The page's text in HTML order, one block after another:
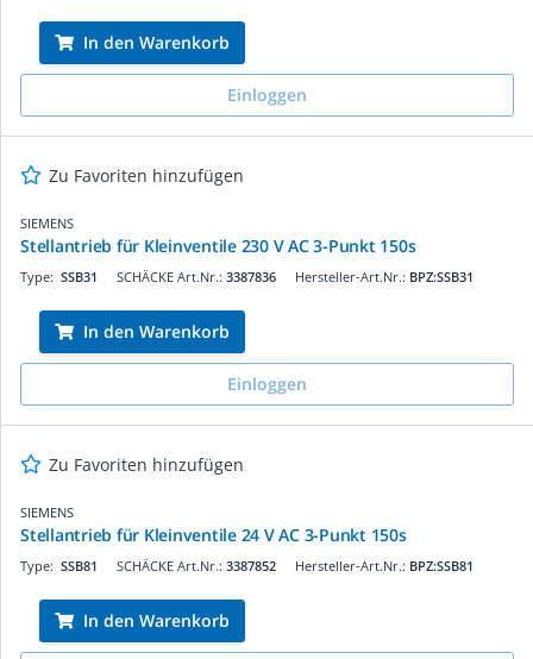
In den Warenkorb
Einloggen
Zu Favoriten hinzufügen
SIEMENS
Stellantrieb für Kleinventile 230 V AC 3-Punkt 150s
SCHÄCKE Art.Nr.: 3387836
Type: SSB31 Hersteller-Art.Nr.: BPZ:SSB31
In den Warenkorb
Einloggen
Zu Favoriten hinzufügen
SIEMENS
Stellantrieb für Kleinventile 24 V AC 3-Punkt 150s
SCHÄCKE Art.Nr.: 3387852
Type: SSB81 Hersteller-Art.Nr.: BPZ:SSB81
In den Warenkorb